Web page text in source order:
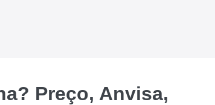
Preço, Anvisa,